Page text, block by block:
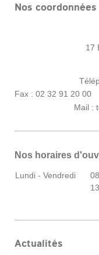
Nos coordonnées
17
Fax : 02 32 91 20 00
Mail :
Nos horaires
Lundi - Vendredi
Actualités